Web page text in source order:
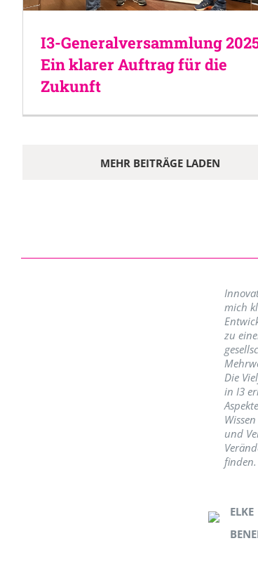
I3-Generalversammlung
Ein klarer Auftrag für die
Zukunft
MEHR BEITRÄGE LADEN
mich
zu
Die
in I3
und
finden.
ELKE